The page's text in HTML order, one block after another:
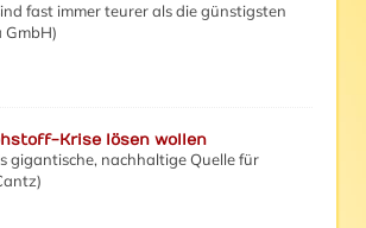
fast immer teurer als die günstigsten
GmbH)
Krise lösen wollen
gigantische, nachhaltige Quelle für